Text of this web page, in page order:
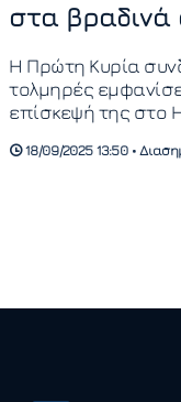
στα
Η Πρώτη Κυρία
τολμηρές
επίσκεψή της στο
18/09/2025 13:50 •